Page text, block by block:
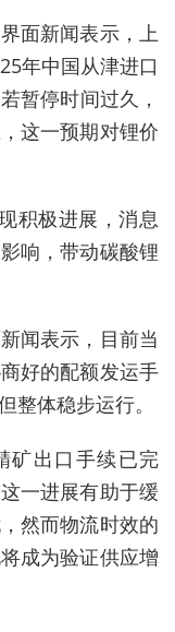
面新闻表示，上
年中国从津进口
暂停时间过久，
这一预期对锂价
积极进展，消息
响，带动碳酸锂
闻表示，目前当
好的配额发运手
整体稳步运行。
矿出口手续已完
一进展有助于缓
然而物流时效的
成为验证供应增